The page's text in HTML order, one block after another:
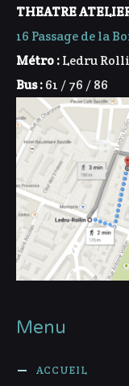
THEATRE
16 Passage de la
Métro :Ledru
Bus :61 / 76 / 86
Menu
ACCUEIL